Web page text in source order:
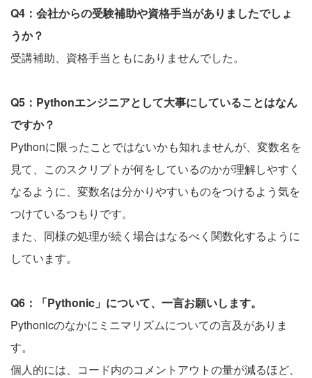
Q4：会社からの受験補助や資格手当がありましたでしょ
うか？
受講補助、資格手当ともにありませんでした。
Q5：Pythonエンジニアとして大事にしていることはなん
ですか？
Pythonに限ったことではないかも知れませんが、変数名を
見て、このスクリプトが何をしているのかが理解しやすく
なるように、変数名は分かりやすいものをつけるよう気を
つけているつもりです。
また、同様の処理が続く場合はなるべく関数化するように
しています。
Q6：「Pythonic」について、一言お願いします。
Pythonicのなかにミニマリズムについての言及がありま
す。
個人的には、コード内のコメントアウトの量が減るほど、